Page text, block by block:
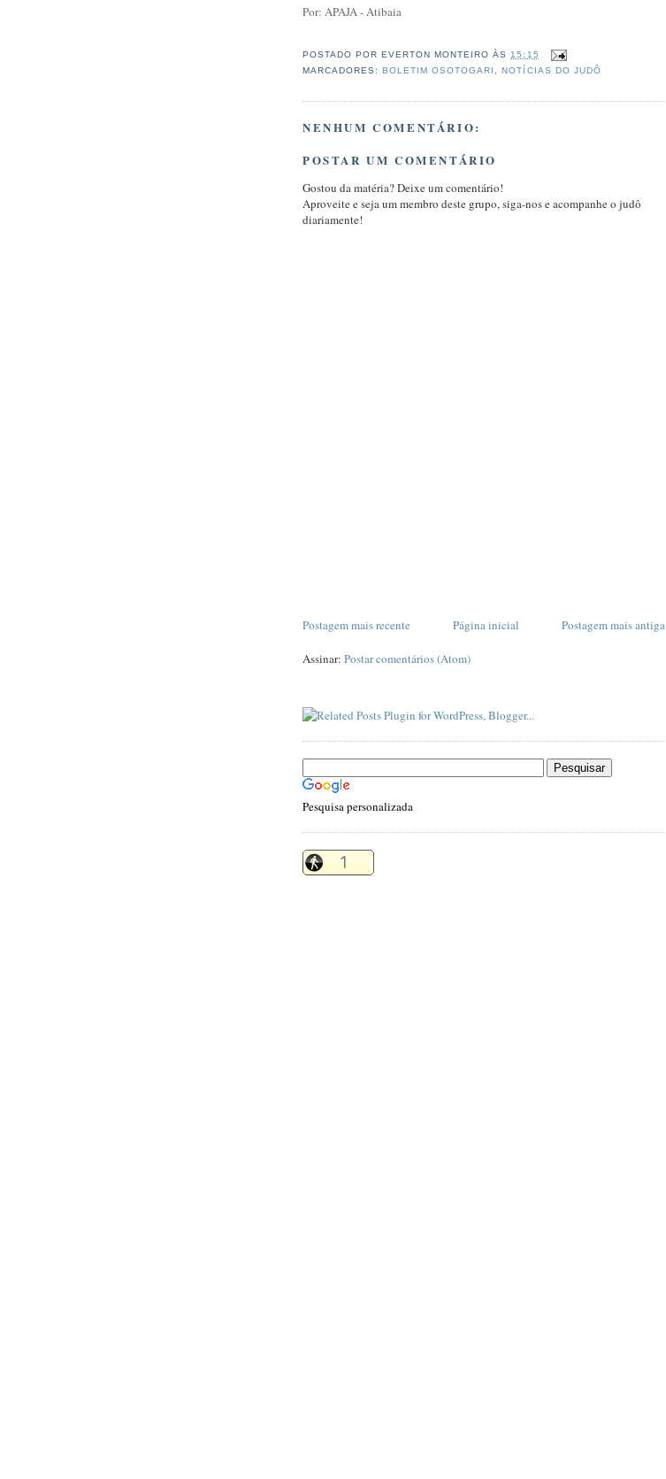
Por: APAJA - Atibaia
POSTADO POR EVERTON MONTEIRO ÀS15:15
MARCADORES:BOLETIM OSOTOGARI ,NOTÍCIAS DO JUDÔ
NENHUM COMENTÁRIO:
POSTAR UM COMENTÁRIO
Gostou da matéria? Deixe um comentário!
Aproveite e seja um membro deste grupo, siga-nos e acompanhe o judô
diariamente!
Postagem mais recente Postagem mais antiga
Página inicial
Assinar: Postar comentários (Atom)
Pesquisa personalizada